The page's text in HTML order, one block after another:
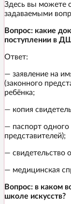
Здесь вы можете
задаваемыми
Вопрос: какие
поступлении в
Ответ:
— заявление на
(законного
ребёнка;
— копия
— паспорт одного
представителей);
— свидетельство
— медицинская
Вопрос: в каком
школе искусств?